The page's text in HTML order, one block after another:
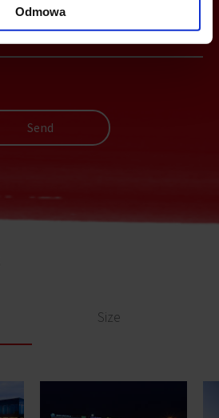
Odmowa
Send
Size